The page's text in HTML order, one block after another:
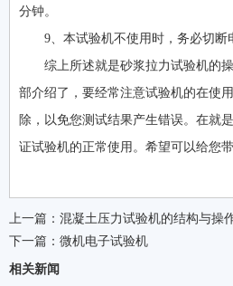
分钟。
9、本试验机不使用时，务必切断
综上所述就是砂浆拉力试验机的
部介绍了，要经常注意试验机的在使
除，以免您测试结果产生错误。在就
证试验机的正常使用。希望可以给您带
上一篇： 混凝土压力试验机的结构与操
下一篇： 微机电子试验机
相关新闻